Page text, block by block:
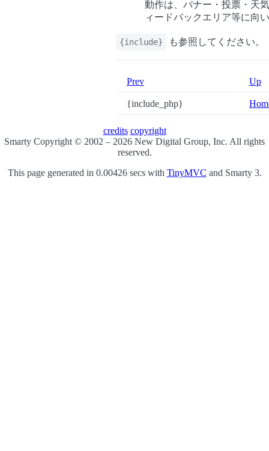
動作は、バナー・投票・天
ィードバックエリア等に向
{include} も参照してください。
Prev Up
{include_php}
credits copyright
Smarty Copyright © 2002 – 2026 New Digital Group, Inc. All rights
reserved.
This page generated in 0.00426 secs with TinyMVC and Smarty 3.